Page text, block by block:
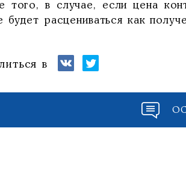
того, в случае, если цена
будет расцениваться как
в